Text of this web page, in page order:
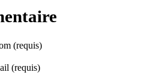
(requis)
(requis)